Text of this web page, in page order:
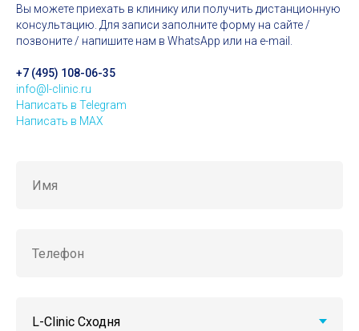
Вы можете приехать в клинику или получить дистанционную
консультацию. Для записи заполните форму на сайте /
позвоните / напишите нам в WhatsApp или на e-mail.
+7 (495) 108-06-35
info@l-clinic.ru
Написать в Telegram
Написать в MAX